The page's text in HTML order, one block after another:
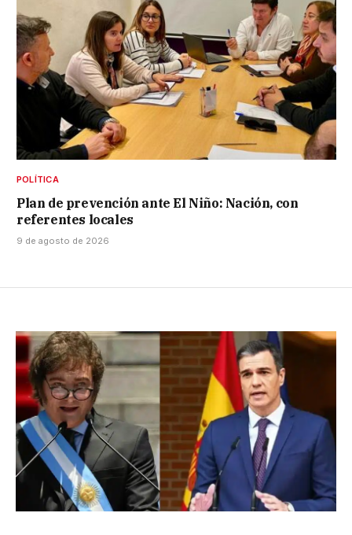
POLÍTICA
Plan de prevención ante El Niño: Nación, con
referentes locales
9 de agosto de 2026